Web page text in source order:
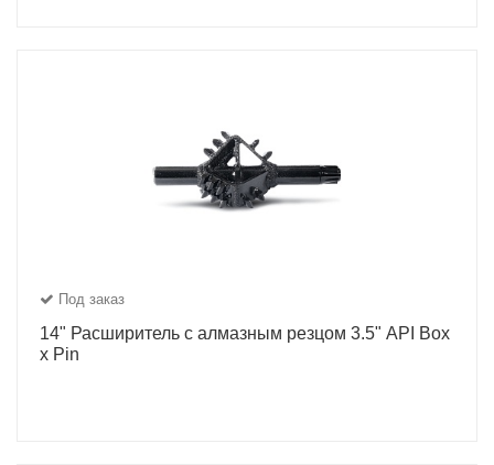
Под заказ
14" Расширитель с алмазным резцом 3.5" API Box
x Pin